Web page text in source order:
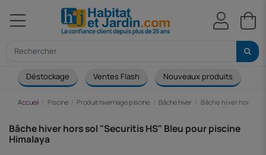
Déstockage Ventes Flash Nouveaux produits
Accueil Piscine Produit hivernage piscine Bâche hiver Bâche hiver hors sol
Bâche hiver hors sol "Securitis HS" Bleu pour piscine
Himalaya